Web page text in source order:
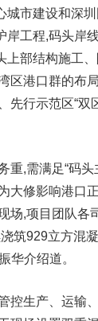
城市建设和深
岸工程,码头岸
上部结构施工
区港口群的布
先行示范区“
重,需满足“码
大修影响港口
场,项目团队各
筑929立方混
华介绍道。
控生产、运输